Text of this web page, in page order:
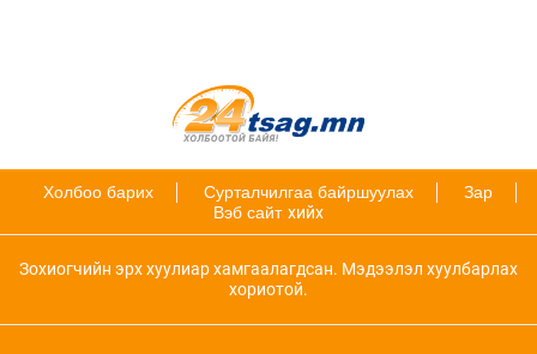
Холбоо барих Сурталчилгаа байршуулах
Зар
Вэб сайт хийх
Зохиогчийн эрх хуулиар хамгаалагдсан. Мэдээлэл хуулбарлах
хориотой.